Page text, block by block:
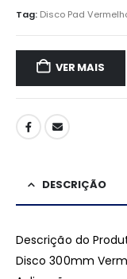
Tag: Disco Pad
VER MAIS
DESCRIÇÃO
Descrição do
Disco 300mm